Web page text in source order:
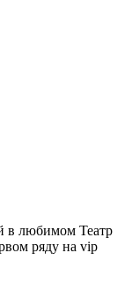
в любимом Театр
ряду на vip